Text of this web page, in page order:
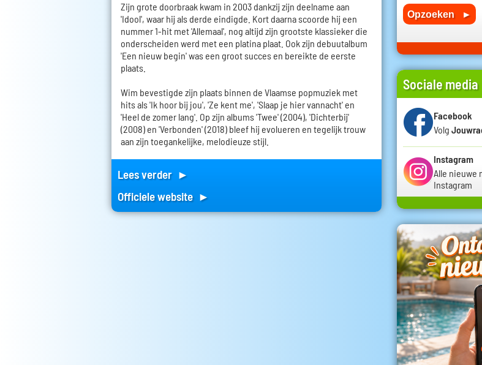
Zijn grote doorbraak kwam in 2003 dankzij zijn deelname aan
'Idool', waar hij als derde eindigde. Kort daarna scoorde hij een
nummer 1-hit met 'Allemaal', nog altijd zijn grootste klassieker die
onderscheiden werd met een platina plaat. Ook zijn debuutalbum
'Een nieuw begin' was een groot succes en bereikte de eerste
plaats.
Wim bevestigde zijn plaats binnen de Vlaamse popmuziek met
hits als 'Ik hoor bij jou', 'Ze kent me', 'Slaap je hier vannacht' en
'Heel de zomer lang'. Op zijn albums 'Twee' (2004), 'Dichterbij'
(2008) en 'Verbonden' (2018) bleef hij evolueren en tegelijk trouw
aan zijn toegankelijke, melodieuze stijl.
Lees verder ►
Officiele website ►
Sociale media
Facebook
Volg
Instagram
Alle nieuwe
Instagram